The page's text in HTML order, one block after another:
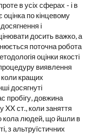
в усіх сферах - і в
по кінцевому
і
досить важко, а
поточна робота
оцінки якості
виявлення
коли кращих
досягнуті
пробігу, довжина
XX ст., коли заняття
кола людей, що йшли в
з альтруїстичних